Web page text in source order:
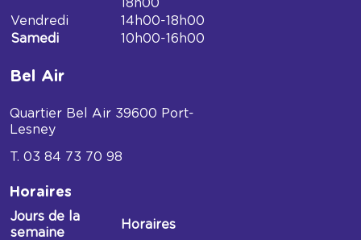
Mont-
sous-
18h00
Vendredi
14h00-18h00
Samedi
10h00-16h00
Bel Air
Quartier Bel Air 39600 Port-
Lesney
03 84 73 70 98
Horaires
Jours de la
semaine
Horaires